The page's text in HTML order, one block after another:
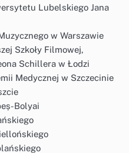
Lubelskiego Jana
w Warszawie
Szkoły Filmowej,
Schillera w Łodzi
Medycznej w Szczecinie
Bolyai